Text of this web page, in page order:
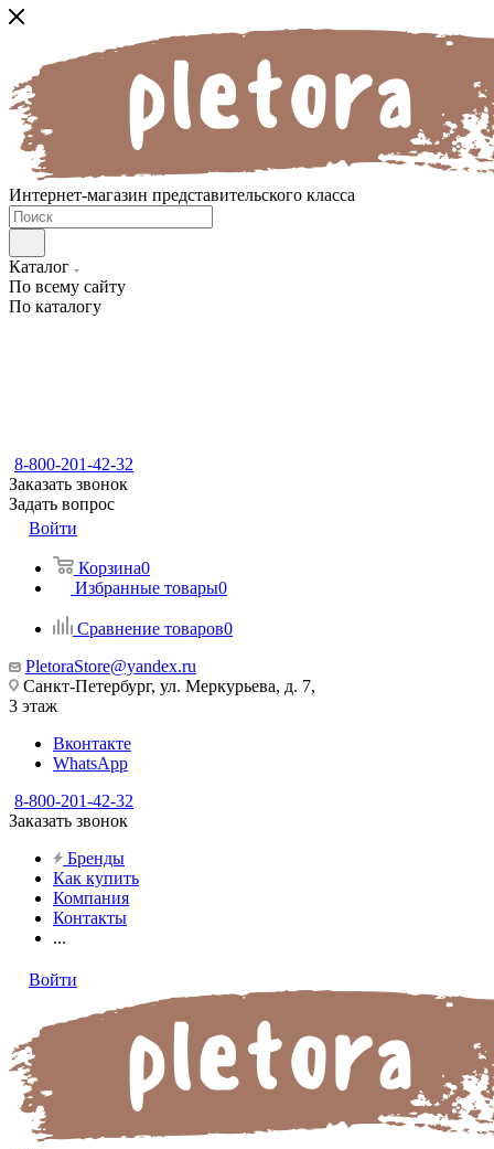
Интернет-магазин представительского класса
Каталог
По всему сайту
По каталогу
8-800-201-42-32
Заказать звонок
Задать вопрос
Войти
Корзина0
Избранные товары0
Сравнение товаров0
PletoraStore@yandex.ru
Санкт-Петербург, ул. Меркурьева, д. 7,
3 этаж
Вконтакте
WhatsApp
8-800-201-42-32
Заказать звонок
Бренды
Как купить
Компания
Контакты
...
Войти